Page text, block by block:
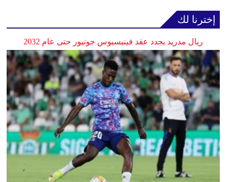
إخترنا لك
ريال مدريد يجدد عقد فينيسيوس جونيور حتى عام 2032